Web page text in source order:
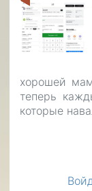
хорошей
теперь
которые